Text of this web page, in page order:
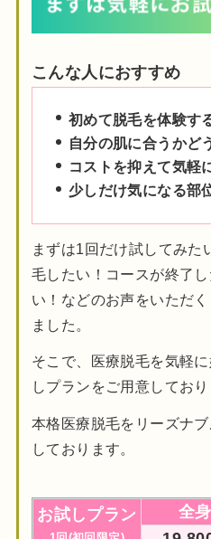
こんな人におすすめ
初めて脱毛を体験す
自分の肌に合うかど
コストを抑えて気軽
少しだけ気になる部
まずは1回だけ試してみた
毛したい！コースが終了
い！などのお声をいただ
ました。
そこで、医療脱毛を気軽
しプランをご用意しており
本格医療脱毛をリーズナ
しております。
お試しプラン 全身